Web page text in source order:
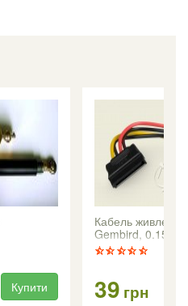
Купити
Кабель
Gembird, 0.15м
39 грн